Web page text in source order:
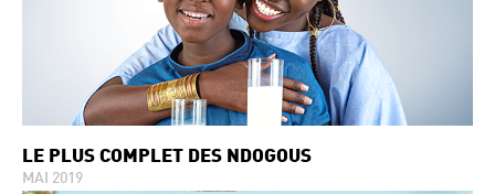
LE PLUS COMPLET DES NDOGOUS
MAI 2019